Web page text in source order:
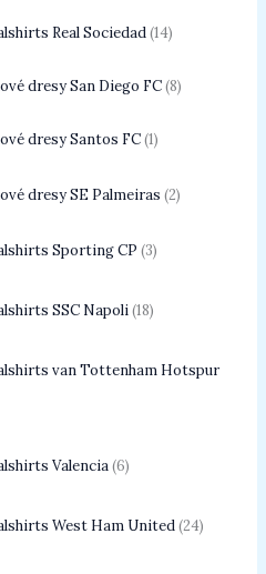
Real Sociedad 14
dresy San Diego FC 8
dresy Santos FC 1
dresy SE Palmeiras 2
Sporting CP 3
SSC Napoli 18
van Tottenham Hotspur
Valencia 6
West Ham United 24